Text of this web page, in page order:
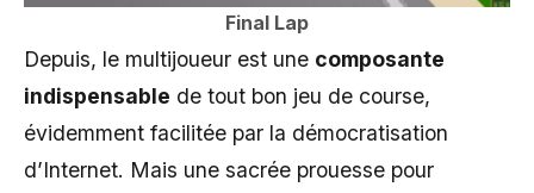
Final Lap
Depuis, le multijoueur est une composante
indispensable de tout bon jeu de course,
évidemment facilitée par la démocratisation
d’Internet. Mais une sacrée prouesse pour